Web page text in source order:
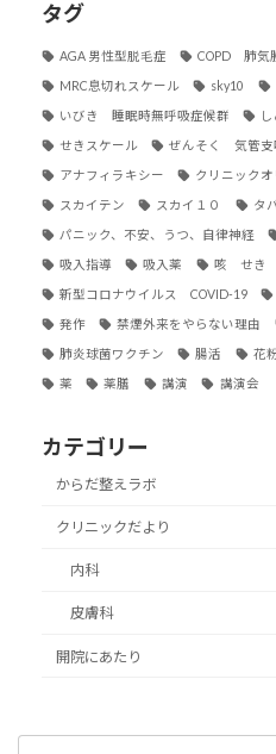
タグ
AGA 男性型脱毛症 COPD 肺気
MRC息切れスケール sky10
いびき 睡眠時無呼吸症候群
せきスケール ぜんそく 気管支
アナフィラキシー クリニック
スカイテン スカイ１０ タ
パニック、不安、うつ、自律神経
吸入指導 吸入薬 咳 せき
新型コロナウイルス COVID-19
発作 禁煙外来をやらない理由
肺炎球菌ワクチン 腸活 花
薬 薬膳 講演 講演会
カテゴリー
からだ整えラボ
クリニックだより
内科
皮膚科
開院にあたり